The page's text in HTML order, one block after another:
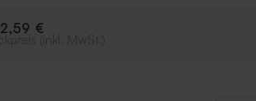
2,59 €